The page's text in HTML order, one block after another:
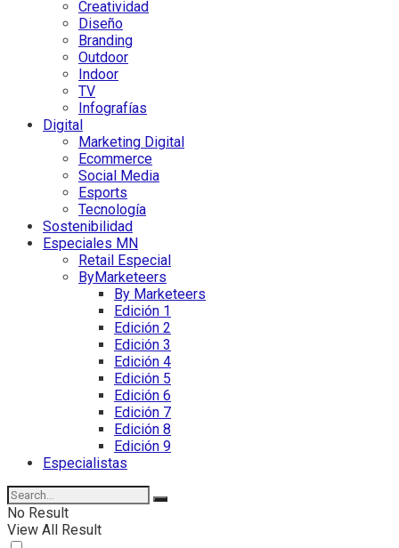
Creatividad
Diseño
Branding
Outdoor
Indoor
TV
Infografías
Digital
Marketing Digital
Ecommerce
Social Media
Esports
Tecnología
Sostenibilidad
Especiales MN
Retail Especial
ByMarketeers
By Marketeers
Edición 1
Edición 2
Edición 3
Edición 4
Edición 5
Edición 6
Edición 7
Edición 8
Edición 9
Especialistas
No Result
View All Result